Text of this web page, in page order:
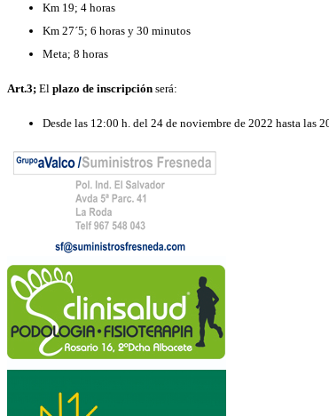
Km 19; 4 horas
Km 27´5; 6 horas y 30 minutos
Meta; 8 horas
Art.3; El plazo de inscripción será:
Desde las 12:00 h. del 24 de noviembre de 2022 hasta las
Art.4;El númeromáximo de inscripciones
La inscripción incluye: Participación en Maratón La Sarga
sanitaria, seguro de accidentes, avituallamiento final de carrera,
Categorías:
General Masculina: Todos los participantes masculinos
General Femenina: Todas las participantes femeninas que
Sénior Masculina: Hombres de 18 a 39 años (a 31 de
Sénior Femenina: Mujeres de 18 a 39 años (a 31 de
Veterana Femenina: Mujeres de 40 a 50 años (a 31 de